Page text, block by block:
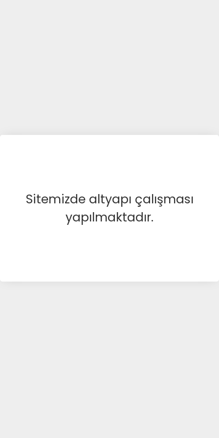
Sitemizde altyapı çalışması
yapılmaktadır.